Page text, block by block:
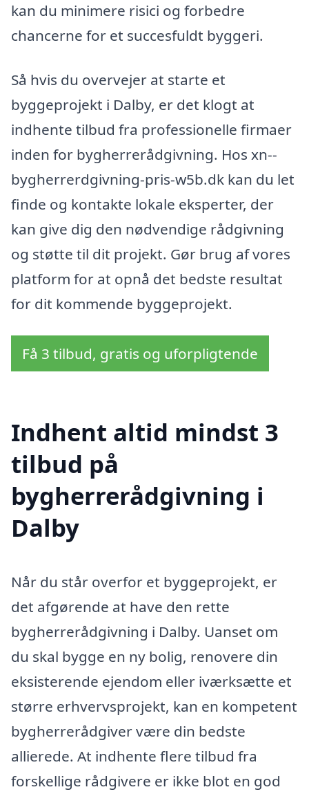
kan du minimere risici og forbedre
chancerne for et succesfuldt byggeri.
Så hvis du overvejer at starte et
byggeprojekt i Dalby, er det klogt at
indhente tilbud fra professionelle firmaer
inden for bygherrerådgivning. Hos xn--
bygherrerdgivning-pris-w5b.dk kan du let
finde og kontakte lokale eksperter, der
kan give dig den nødvendige rådgivning
og støtte til dit projekt. Gør brug af vores
platform for at opnå det bedste resultat
for dit kommende byggeprojekt.
Få 3 tilbud, gratis og uforpligtende
Indhent altid mindst 3
tilbud på
bygherrerådgivning i
Dalby
Når du står overfor et byggeprojekt, er
det afgørende at have den rette
bygherrerådgivning i Dalby. Uanset om
du skal bygge en ny bolig, renovere din
eksisterende ejendom eller iværksætte et
større erhvervsprojekt, kan en kompetent
bygherrerådgiver være din bedste
allierede. At indhente flere tilbud fra
forskellige rådgivere er ikke blot en god